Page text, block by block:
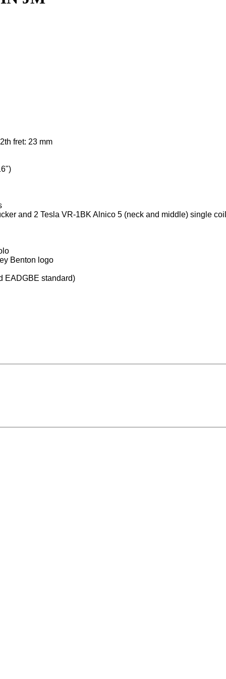
fret: 23 mm
and 2 Tesla VR-1BK Alnico 5 (neck and middle) single
Benton logo
EADGBE standard)